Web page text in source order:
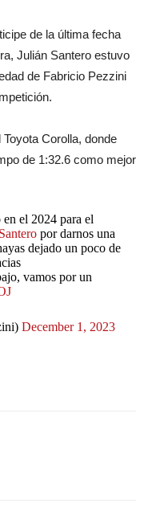
de la última fecha
Julián Santero estuvo
de Fabricio Pezzini
Corolla, donde
de 1:32.6 como mejor
el 2024 para el
por darnos una
dejado un poco de
vamos por un
December 1, 2023